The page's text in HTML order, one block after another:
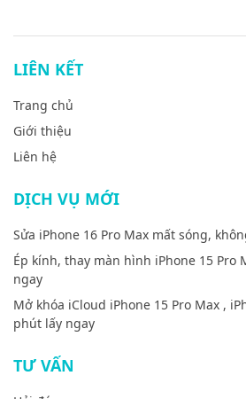
LIÊN KẾT
Trang chủ
Giới thiệu
Liên hệ
DỊCH VỤ MỚI
Sửa iPhone 16 Pro Max mất sóng,
Ép kính, thay màn hình iPhone 15 Pro
ngay
Mở khóa iCloud iPhone 15 Pro Max ,
phút lấy ngay
TƯ VẤN